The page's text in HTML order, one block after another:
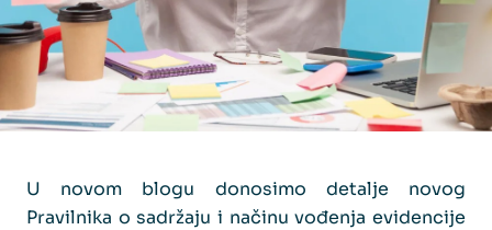
U novom blogu donosimo detalje novog
Pravilnika o sadržaju i načinu vođenja evidencije